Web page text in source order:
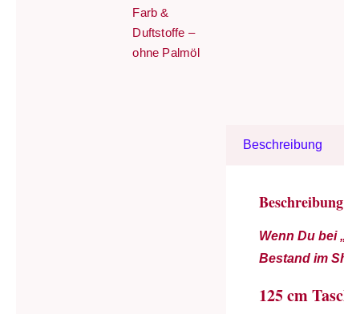
Farb &
Duftstoffe –
ohne Palmöl
Beschreibung
Beschreibung
Wenn Du bei
Bestand im
125 cm